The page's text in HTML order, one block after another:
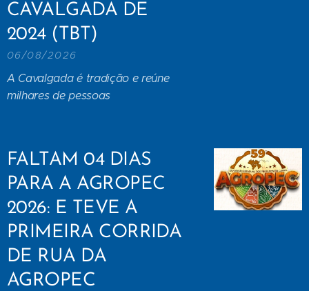
CAVALGADA DE
2024 (TBT)
06/08/2026
A Cavalgada é tradição e reúne
milhares de pessoas
FALTAM 04 DIAS
PARA A AGROPEC
2026: E TEVE A
PRIMEIRA CORRIDA
DE RUA DA
AGROPEC